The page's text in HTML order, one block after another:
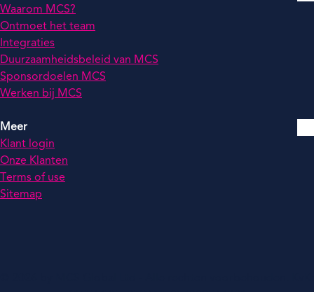
Waarom MCS?
Ontmoet het team
Integraties
Duurzaamheidsbeleid van MCS
Sponsordoelen MCS
Werken bij MCS
Meer
Klant login
Onze Klanten
Terms of use
Sitemap